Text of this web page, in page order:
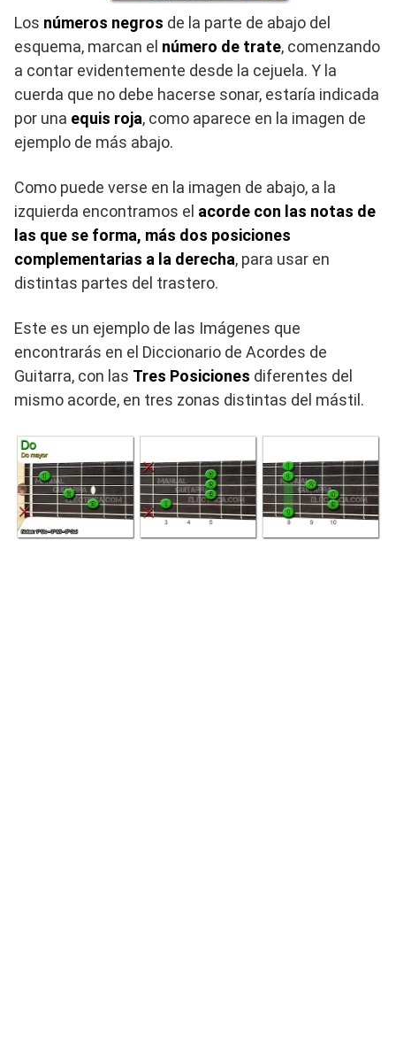
Los números negros de la parte de abajo del
esquema, marcan el número de trate, comenzando
a contar evidentemente desde la cejuela. Y la
cuerda que no debe hacerse sonar, estaría indicada
por una equis roja, como aparece en la imagen de
ejemplo de más abajo.
Como puede verse en la imagen de abajo, a la
izquierda encontramos el acorde con las notas de
las que se forma, más dos posiciones
complementarias a la derecha, para usar en
distintas partes del trastero.
Este es un ejemplo de las Imágenes que
encontrarás en el Diccionario de Acordes de
Guitarra, con las Tres Posiciones diferentes del
mismo acorde, en tres zonas distintas del mástil.